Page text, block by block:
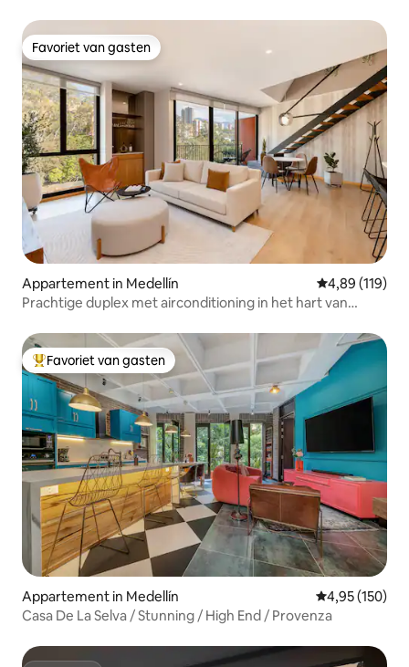
Favoriet van gasten
Favoriet van gasten
Appartement in Medellín Gemiddelde
4,89 (119)
Prachtige duplex met airconditioning in het hart van
Topfavoriet van gasten
Favoriet van gasten
Appartement in Medellín Gemiddelde
4,95 (150)
Casa De La Selva / Stunning / High End / Provenza